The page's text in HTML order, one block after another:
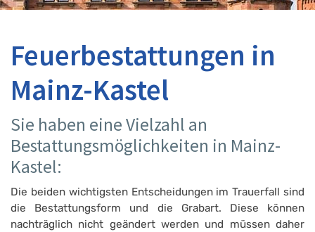
Feuerbestattungen in
Mainz-Kastel
Sie haben eine Vielzahl an
Bestattungsmöglichkeiten in Mainz-
Kastel:
Die beiden wichtigsten Entscheidungen im Trauerfall sind
die Bestattungsform und die Grabart. Diese können
nachträglich nicht geändert werden und müssen daher